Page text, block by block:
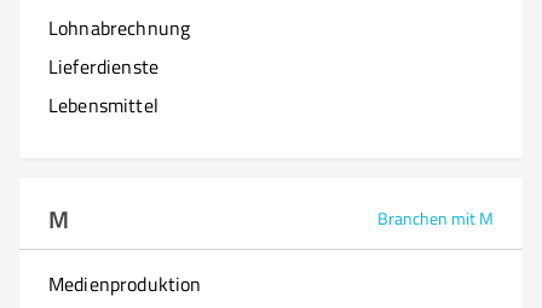
Lohnabrechnung
Lieferdienste
Lebensmittel
M Branchen mit M
Medienproduktion